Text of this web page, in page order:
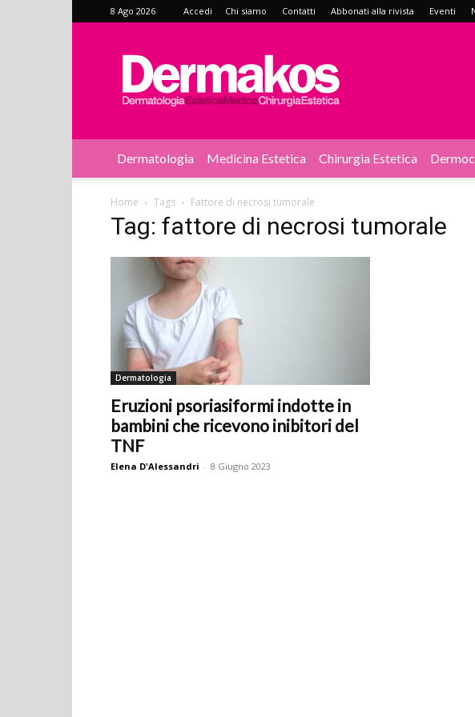
8 Ago 2026 Accedi Chi siamo Contatti Abbonati alla rivista Eventi
Dermakos
Dermatologia Medicina Estetica Chirurgia Estetica
Home Tags Fattore di necrosi tumorale
Tag: fattore di necrosi tumorale
Dermatologia
Eruzioni psoriasiformi indotte in
bambini che ricevono inibitori del
TNF
Elena D'Alessandri - 8 Giugno 2023